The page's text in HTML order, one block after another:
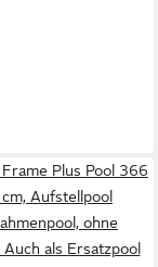
Plus Pool 366
Aufstellpool
ohne
als Ersatzpool